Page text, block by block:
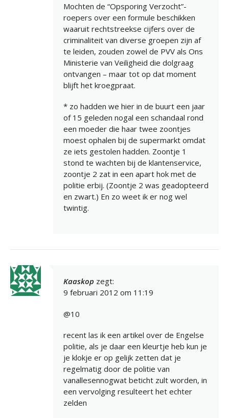
Mochten de “Opsporing Verzocht”-
roepers over een formule beschikken
waaruit rechtstreekse cijfers over de
criminaliteit van diverse groepen zijn af
te leiden, zouden zowel de PVV als Ons
Ministerie van Veiligheid die dolgraag
ontvangen – maar tot op dat moment
blijft het kroegpraat.
* zo hadden we hier in de buurt een jaar
of 15 geleden nogal een schandaal rond
een moeder die haar twee zoontjes
moest ophalen bij de supermarkt omdat
ze iets gestolen hadden. Zoontje 1
stond te wachten bij de klantenservice,
zoontje 2 zat in een apart hok met de
politie erbij. (Zoontje 2 was geadopteerd
en zwart.) En zo weet ik er nog wel
twintig.
Kaaskop zegt:
9 februari 2012 om 11:19
@10
recent las ik een artikel over de Engelse
politie, als je daar een kleurtje heb kun je
je klokje er op gelijk zetten dat je
regelmatig door de politie van
vanallesennogwat beticht zult worden, in
een vervolging resulteert het echter
zelden